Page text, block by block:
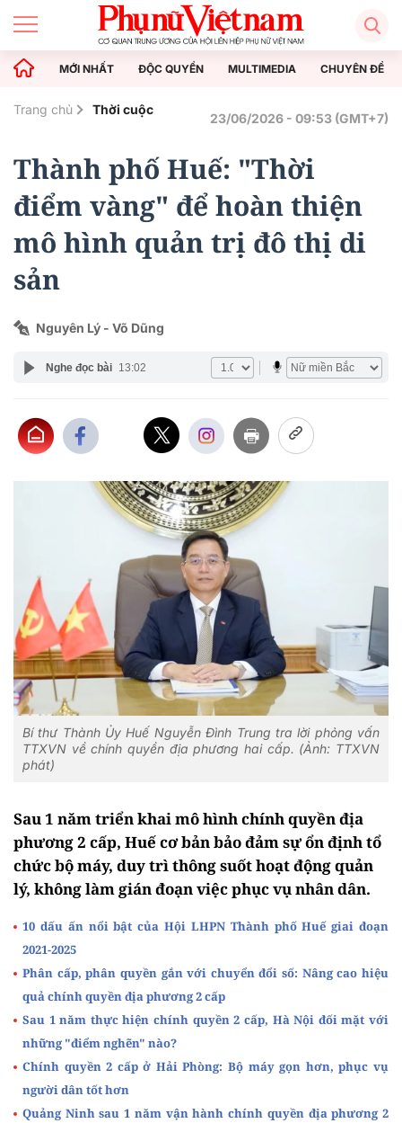
MỚI NHẤT ĐỘC QUYỀN MULTIMEDIA CHUYÊN ĐỀ
Trang chủ Thời cuộc
23/06/2026 - 09:53 (GMT+7)
Thành phố Huế: "Thời
điểm vàng" để hoàn thiện
mô hình quản trị đô thị di
sản
Nguyên Lý - Võ Dũng
Nghe đọc bài 13:02
Bí thư Thành Ủy Huế Nguyễn Đình Trung tra lời phỏng vấn
TTXVN về chính quyền địa phương hai cấp. (Ảnh: TTXVN
phát)
Sau 1 năm triển khai mô hình chính quyền địa
phương 2 cấp, Huế cơ bản bảo đảm sự ổn định tổ
chức bộ máy, duy trì thông suốt hoạt động quản
lý, không làm gián đoạn việc phục vụ nhân dân.
10 dấu ấn nổi bật của Hội LHPN Thành phố Huế giai đoạn
2021-2025
Phân cấp, phân quyền gắn với chuyển đổi số: Nâng cao hiệu
quả chính quyền địa phương 2 cấp
Sau 1 năm thực hiện chính quyền 2 cấp, Hà Nội đối mặt với
những "điểm nghẽn" nào?
Chính quyền 2 cấp ở Hải Phòng: Bộ máy gọn hơn, phục vụ
người dân tốt hơn
Quảng Ninh sau 1 năm vận hành chính quyền địa phương 2